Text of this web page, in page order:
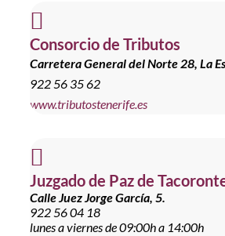

Consorcio de Tributos
Carretera General del Norte 28, La
922 56 35 62
www.tributostenerife.es

Juzgado de Paz de
Calle Juez Jorge García, 5.
922 56 04 18
lunes a viernes de 09:00h a 14:00h